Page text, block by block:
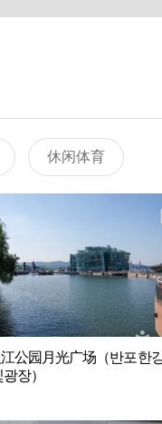
休闲体育
公园月光广场（반포한
장）